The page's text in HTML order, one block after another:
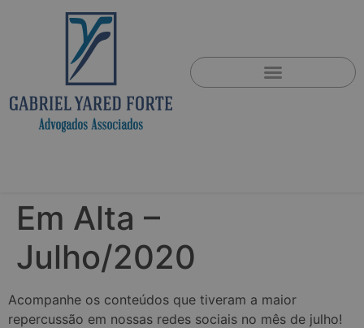
Em Alta –
Julho/2020
Acompanhe os conteúdos que tiveram a maior
repercussão em nossas redes sociais no mês de julho!